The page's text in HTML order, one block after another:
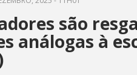
são
análogas à